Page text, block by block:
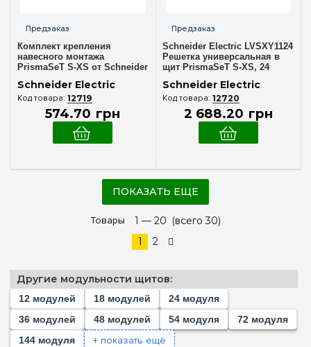
Комплект крепления
навесного монтажа
PrismaSeT S-XS от Schneider
Schneider Electric
12719
574.70 грн
Schneider Electric LVSXY1124
Решетка универсальная в
щит PrismaSeT S-XS, 24
Schneider Electric
12720
2 688.20 грн
ПОКАЗАТЬ ЕЩЕ
Товары 1 — 20 (всего 30)
1
2
Другие модульности щитов:
12 модулей 18 модулей
24 модуля
36 модулей
48 модулей 54 модуля
72 модуля
144 модуля
+ показать ещё